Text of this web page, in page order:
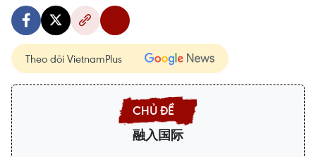
Theo dõi VietnamPlus
融入国际